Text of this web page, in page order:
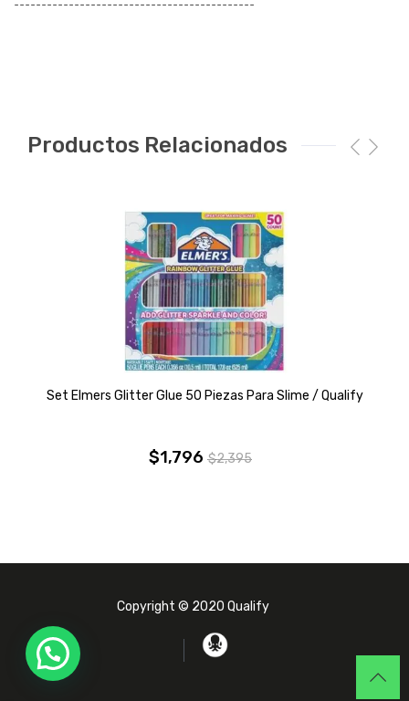
¯¯¯¯¯¯¯¯¯¯¯¯¯¯¯¯¯¯¯¯¯¯¯¯¯¯¯¯¯¯¯¯¯¯¯¯¯¯¯¯¯¯¯¯
Productos Relacionados
Set Elmers Glitter Glue 50 Piezas Para Slime / Qualify
$2,395
El
$1,796
El
Copyright © 2020 Qualify